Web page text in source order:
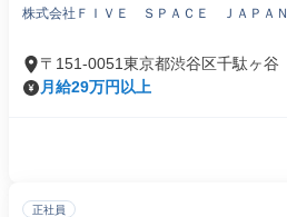
株式会社ＦＩＶＥ ＳＰＡＣＥ ＪＡＰＡＮ
〒151-0051東京都渋谷区千駄ヶ谷
月給29万円以上
正社員